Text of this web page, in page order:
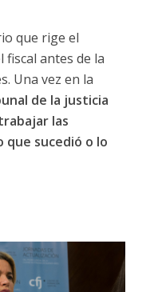
que rige el
fiscal antes de la
Una vez en la
de la justicia
las
que sucedió o lo